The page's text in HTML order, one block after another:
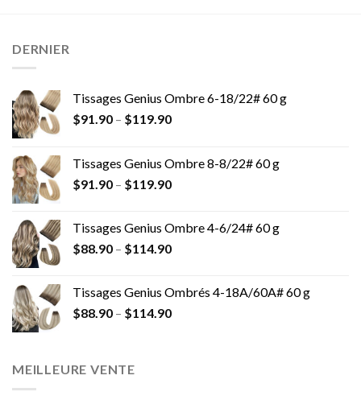
DERNIER
Tissages Genius Ombre 6-18/22# 60 g
$91.90 – $119.90
Tissages Genius Ombre 8-8/22# 60 g
$91.90 – $119.90
Tissages Genius Ombre 4-6/24# 60 g
$88.90 – $114.90
Tissages Genius Ombrés 4-18A/60A# 60 g
$88.90 – $114.90
MEILLEURE VENTE